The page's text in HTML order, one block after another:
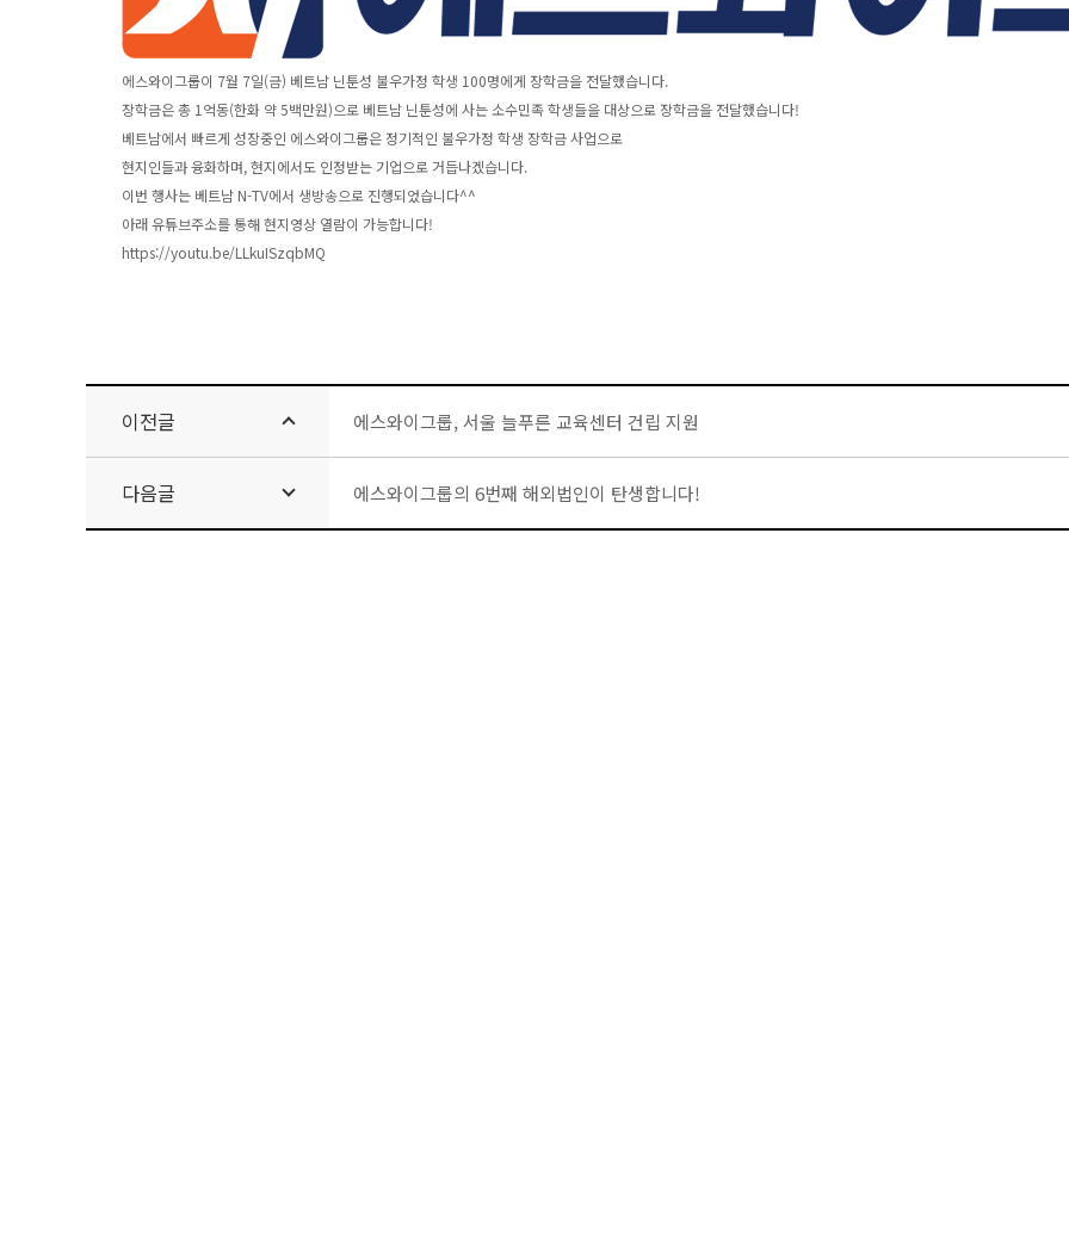
에스와이그룹이 7월 7일(금) 베트남 닌툰성 불우가정 학생 100명에게 장학금을 전달했습니다.
장학금은 총 1억동(한화 약 5백만원)으로 베트남 닌툰성에 사는 소수민족 학생들을 대상으로 장학금을 전달했습니다!
베트남에서 빠르게 성장중인 에스와이그룹은 정기적인 불우가정 학생 장학금 사업으로
현지인들과 융화하며, 현지에서도 인정받는 기업으로 거듭나겠습니다.
이번 행사는 베트남 N-TV에서 생방송으로 진행되었습니다^^
아래 유튜브주소를 통해 현지영상 열람이 가능합니다!
https://youtu.be/LLkuISzqbMQ
이전글 에스와이그룹, 서울 늘푸른 교육센터 건립 지원
다음글 에스와이그룹의 6번째 해외법인이 탄생합니다!